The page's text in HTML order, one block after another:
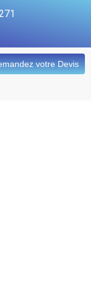
votre Devis